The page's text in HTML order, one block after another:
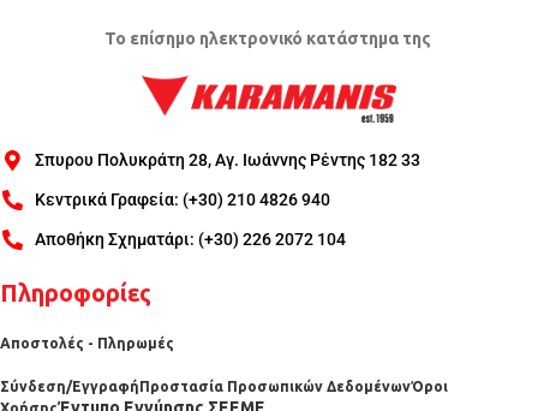
Το επίσημο ηλεκτρονικό κατάστημα της
Σπυρου Πολυκράτη 28, Αγ. Ιωάννης Ρέντης 182 33
Κεντρικά Γραφεία: (+30) 210 4826 940
Αποθήκη Σχηματάρι: (+30) 226 2072 104
Πληροφορίες
Αποστολές - Πληρωμές
Σύνδεση/Εγγραφή Προστασία Προσωπικών ΔεδομένωνΌροι